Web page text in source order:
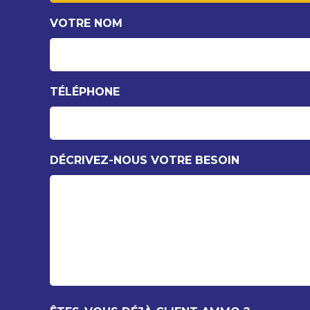
VOTRE NOM
TÉLÉPHONE
DÉCRIVEZ-NOUS VOTRE BESOIN